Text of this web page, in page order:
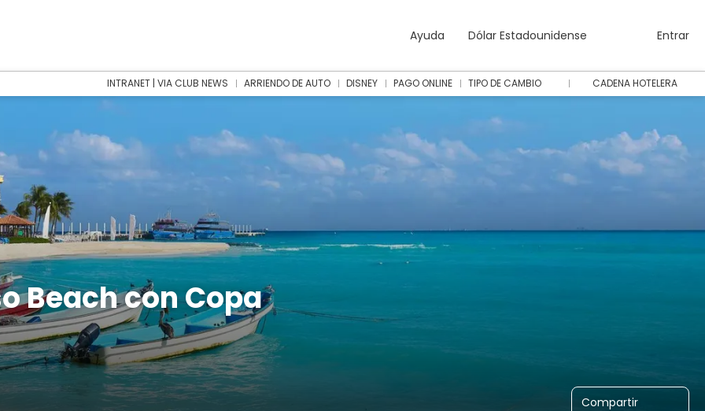
Ayuda Dólar Estadounidense Entrar
INTRANET | VIA CLUB NEWS ARRIENDO DE AUTO DISNEY PAGO ONLINE TIPO DE CAMBIO CADENA HOTELERA
Beach con Copa
Compartir